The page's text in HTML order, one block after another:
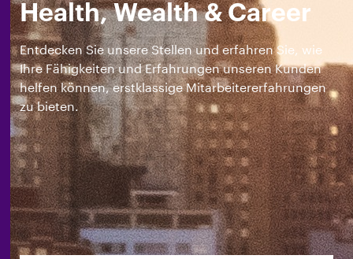
Health, Wealth & Career
Entdecken Sie unsere Stellen und erfahren Sie, wie
Ihre Fähigkeiten und Erfahrungen unseren Kunden
helfen können, erstklassige Mitarbeitererfahrungen
zu bieten.